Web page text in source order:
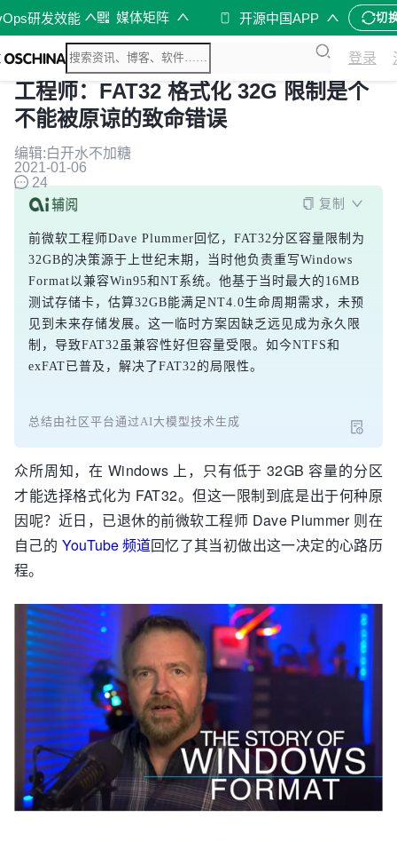
研发效能 媒体矩阵 开源中国APP 切
登录
工程师：FAT32 格式化 32G 限制是个
不能被原谅的致命错误
编辑:白开水不加糖
2021-01-06
24
复制
前微软工程师Dave Plummer回忆，FAT32分区容量限制为
32GB的决策源于上世纪末期，当时他负责重写Windows
Format以兼容Win95和NT系统。他基于当时最大的16MB
测试存储卡，估算32GB能满足NT4.0生命周期需求，未预
见到未来存储发展。这一临时方案因缺乏远见成为永久限
制，导致FAT32虽兼容性好但容量受限。如今NTFS和
exFAT已普及，解决了FAT32的局限性。
总结由社区平台通过AI大模型技术生成
众所周知，在 Windows 上，只有低于 32GB 容量的分区
才能选择格式化为 FAT32。但这一限制到底是出于何种原
因呢？近日，已退休的前微软工程师 Dave Plummer 则在
自己的 YouTube频道回忆了其当初做出这一决定的心路历
程。